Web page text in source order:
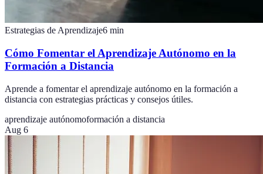
Estrategias de Aprendizaje6 min
Cómo Fomentar el Aprendizaje Autónomo en la
Formación a Distancia
Aprende a fomentar el aprendizaje autónomo en la formación a
distancia con estrategias prácticas y consejos útiles.
aprendizaje autónomoformación a distancia
Aug 6